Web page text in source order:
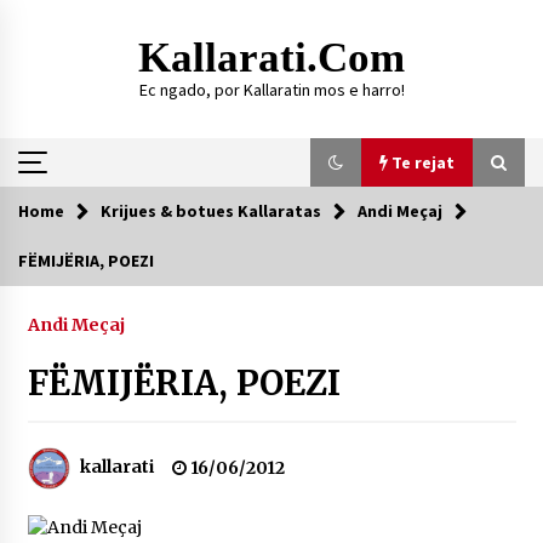
Kallarati.com
Ec ngado, por Kallaratin mos e harro!
Te rejat
Te rejat
09/08/2026
DY MJEKË TË SUKSESSHËM TË FAMILJES
GJONBRATAJ NË TIRANË
DURRËS: ZGJEDHJE TË REJA TË DEGËS SË
SHOQATËS “KALLARATI”
16/07/2026
Home Krijues & botues Kallaratas Andi Meçaj
FËMIJËRIA, POEZI
Andi Meçaj
FËMIJËRIA, POEZI
kallarati 16/06/2012